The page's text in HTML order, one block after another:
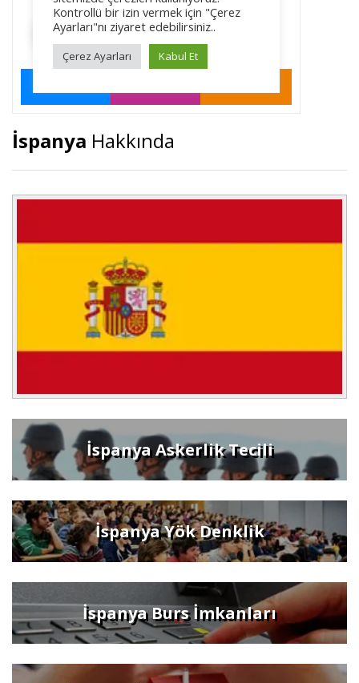
İspanya Hakkında
İspanya Askerlik Tecili
İspanya Yök Denklik
İspanya Burs İmkanları